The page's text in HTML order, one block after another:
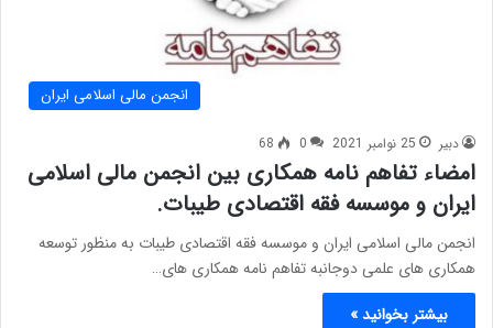
انجمن مالی اسلامی ایران
دبیر 25 نوامبر 2021 0
68
امضاء تفاهم نامه همکاری بین انجمن مالی اسلامی
ایران و موسسه فقه اقتصادی طیبات.
انجمن مالی اسلامی ایران و موسسه فقه اقتصادی طیبات به منظور توسعه
همکاری های علمی دوجانبه تفاهم نامه همکاری های…
بیشتر بخوانید »